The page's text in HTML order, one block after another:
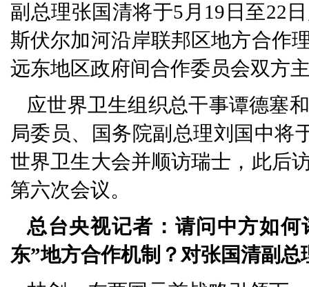
副总理张国清将于5月19日至22
斯伏尔加河沿岸联邦区地方合作
远东地区政府间合作委员会双方
应世界卫生组织总干事谭德塞
局委员、国务院副总理刘国中将
世界卫生大会并顺访瑞士，此后
第六次会议。
总台央视记者：请问中方如
东”地方合作机制？对张国清副